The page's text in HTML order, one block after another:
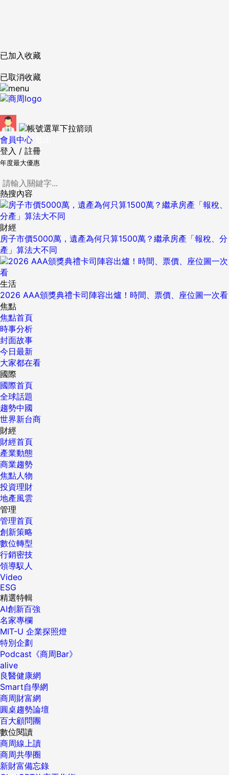
已加入收藏
已取消收藏
會員中心
登入 / 註冊
年度最大優惠
熱搜內容
財經
房子市價5000萬，遺產為何只算1500萬？繼承房產「報稅、分
產」算法大不同
生活
2026 AAA頒獎典禮卡司陣容出爐！時間、票價、座位圖一次看
焦點
焦點首頁
時事分析
封面故事
今日最新
大家都在看
國際
國際首頁
全球話題
趨勢中國
世界新台商
財經
財經首頁
產業動態
商業趨勢
焦點人物
投資理財
地產風雲
管理
管理首頁
創新策略
數位轉型
行銷密技
領導馭人
Video
ESG
精選特輯
AI創新百強
名家專欄
MIT-U 企業探照燈
特別企劃
Podcast《商周Bar》
alive
良醫健康網
Smart自學網
商周財富網
圓桌趨勢論壇
百大顧問團
數位閱讀
商周線上讀
商周共學圈
新財富備忘錄